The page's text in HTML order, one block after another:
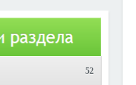
52